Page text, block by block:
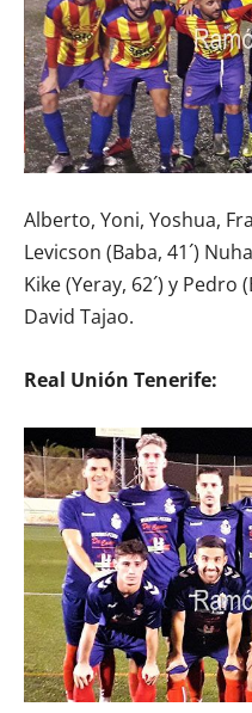
Alberto, Yoni, Yoshua,
Levicson (Baba, 41´)
Kike (Yeray, 62´) y
David Tajao.
Real Unión Tenerife: